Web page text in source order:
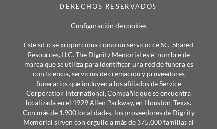
DERECHOS RESERVADOS
Configuración de cookies
Este sitio se proporciona como un servicio de SCI Shared
Resources, LLC. The Dignity Memorial es el nombre de
marca que se utiliza para identificar una red de funerales
con licencia, servicios de cremación y proveedores
funerarios que incluyen a los afiliados de Service
Corporation International, Compañía que se encuentra
localizada en el 1929 Allen Parkway, en Houston, Texas.
Con más de 1.900 localidades, los proveedores de Dignity
Memorial sirven con orgullo a más de 375.000 familias al